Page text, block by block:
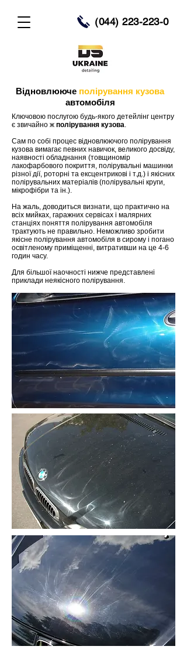
(044) 223-223-0
Відновлююче полірування кузова
автомобіля
Ключовою послугою будь-якого детейлінг центру
є звичайно ж полірування кузова.
Сам по собі процес відновлюючого полірування
кузова вимагає певних навичок, великого досвіду,
наявності обладнання (товщиномір
лакофарбового покриття, полірувальні машинки
різної дії, роторні та ексцентрикові і т.д.) і якісних
полірувальних матеріалів (полірувальні круги,
мікрофібри та ін.).
На жаль, доводиться визнати, що практично на
всіх мийках, гаражних сервісах і малярних
станціях поняття полірування автомобіля
трактують не правильно. Неможливо зробити
якісне полірування автомобіля в сирому і погано
освітленому приміщенні, витративши на це 4-6
годин часу.
Для більшої наочності нижче представлені
приклади неякісного полірування.